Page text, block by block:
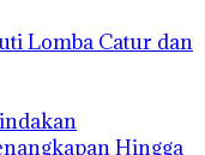
Lomba Catur dan
Hingga